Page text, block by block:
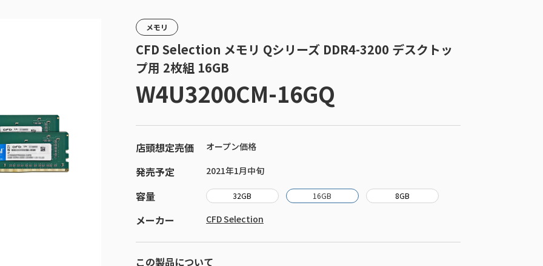
メモリ
CFD Selection メモリ Qシリーズ DDR4-3200 デスクトッ
プ用 2枚組 16GB
W4U3200CM-16GQ
店頭想定売価 オープン価格
発売予定 2021年1月中旬
容量 32GB 16GB 8GB
メーカー CFD Selection
この製品について